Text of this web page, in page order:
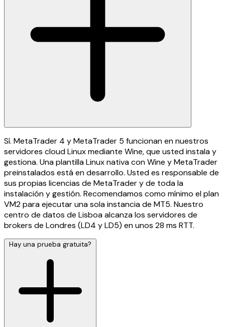
Sí. MetaTrader 4 y MetaTrader 5 funcionan en nuestros
servidores cloud Linux mediante Wine, que usted instala y
gestiona. Una plantilla Linux nativa con Wine y MetaTrader
preinstalados está en desarrollo. Usted es responsable de
sus propias licencias de MetaTrader y de toda la
instalación y gestión. Recomendamos como mínimo el plan
VM2 para ejecutar una sola instancia de MT5. Nuestro
centro de datos de Lisboa alcanza los servidores de
brokers de Londres (LD4 y LD5) en unos 28 ms RTT.
Hay una prueba gratuita?